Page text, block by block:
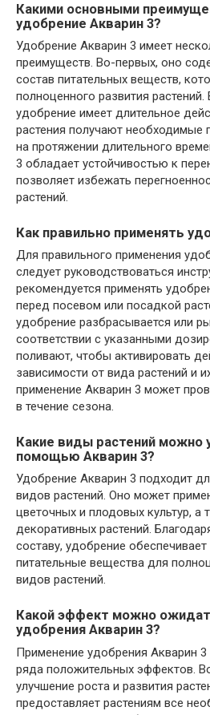
Какими основными
удобрение Акварин 3?
Удобрение Акварин 3 имеет
преимуществ. Во-первых, оно
состав питательных веществ,
полноценного развития
удобрение имеет длительное
растения получают необходимые
на протяжении длительного
3 обладает устойчивостью к
позволяет избежать
растений.
Как правильно применять
Для правильного применения
следует руководствоваться
рекомендуется применять
перед посевом или посадкой
удобрение разбрасывается или
соответствии с указанными
поливают, чтобы активировать
зависимости от вида растений и
применение Акварин 3 может
в течение сезона.
Какие виды растений можно
помощью Акварин 3?
Удобрение Акварин 3 подходит
видов растений. Оно может
цветочных и плодовых культур, а
декоративных растений.
составу, удобрение
питательные вещества для
видов растений.
Какой эффект можно
удобрения Акварин 3?
Применение удобрения Акварин 3
ряда положительных эффектов.
улучшение роста и развития
предоставляет растениям все